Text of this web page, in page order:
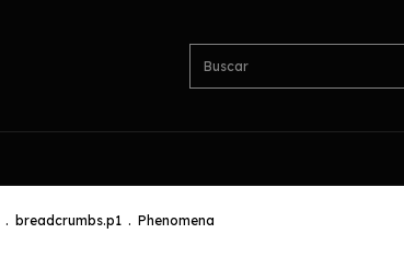
. breadcrumbs.p1 . Phenomena